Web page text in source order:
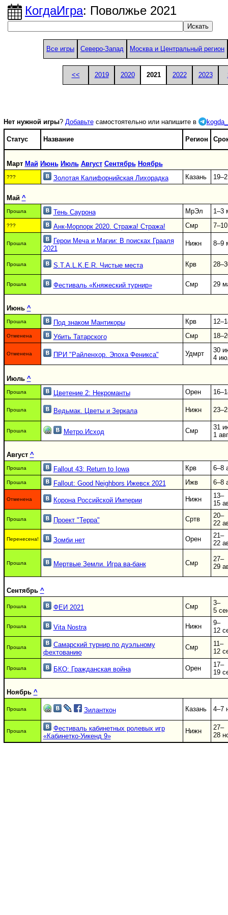
КогдаИгра: Поволжье 2021
Все игры Северо-Запад Москва и Центральный регион
<< 2019 2020 2021 2022 2023
Нет нужной игры? Добавьтесамостоятельно или напишите в
Статус Название Регион
Март Май Июнь Июль Август Сентябрь Ноябрь
??? Золотая Калифорнийская Лихорадка Казань
Май ^
Прошла Тень Саурона МрЭл 1–3
??? Анк-Морпорк 2020. Стража! Стража! Смр
Прошла
Герои Меча и Магии: В поисках Грааля
2021
Нижн 8–9
Прошла S.T.A.L.K.E.R. Чистые места Крв
Прошла Фестиваль «Княжеский турнир» Смр 29
Июнь ^
Прошла Под знаком Мантикоры Крв
Отменена Убить Татарского Смр
Отменена ПРИ "Райленхор. Эпоха Феникса" Удмрт
30
4
Июль ^
Прошла Цветение 2: Некроманты Орен
Прошла Ведьмак. Цветы и Зеркала Нижн
Прошла Метро.Исход Смр
31
1
Август ^
Прошла Fallout 43: Return to Iowa Крв 6–8
Прошла Fallout: Good Neighbors Ижевск 2021 Ижв 6–8
Отменена Корона Российской Империи Нижн
13–
15
Прошла Проект "Терра" Сртв
20–
22
Перенесена! Зомби нет Орен
21–
22
Прошла Мертвые Земли. Игра ва-банк Смр
27–
29
Сентябрь ^
Прошла ФЕИ 2021 Смр
3–
5
Прошла Vita Nostra Нижн
9–
12
Прошла
Самарский турнир по дуэльному
фехтованию
Смр
11–
12
Прошла БКО: Гражданская война Орен
17–
19
Ноябрь ^
Прошла Зиланткон Казань 4–7
Прошла
Фестиваль кабинетных ролевых игр
«Кабинетко-Уикенд 9»
Нижн
27–
28